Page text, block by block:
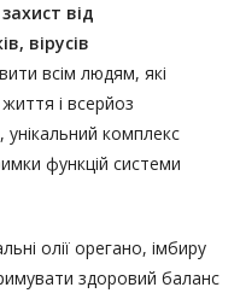
від
вірусів
всім людям, які
і всерйоз
комплекс
функцій системи
олії орегано, імбиру
здоровий баланс